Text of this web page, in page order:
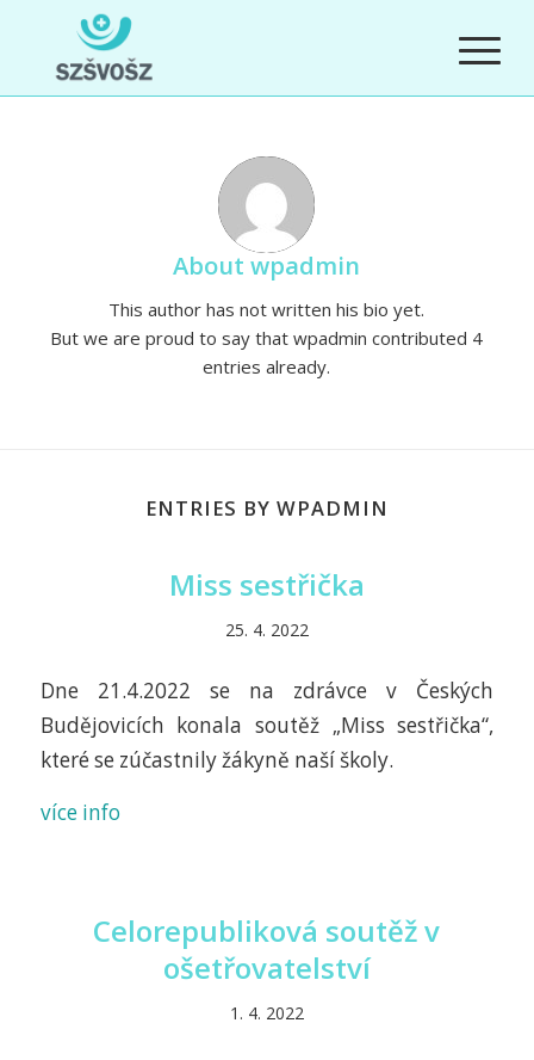
Aboutwpadmin
This author has not written his bio yet.
But we are proud to say thatwpadmin contributed 4
entries already.
ENTRIES BY WPADMIN
Miss sestřička
25. 4. 2022
Dne 21.4.2022 se na zdrávce v Českých
Budějovicích konala soutěž „Miss sestřička“,
které se zúčastnily žákyně naší školy.
více info
Celorepubliková soutěž v
ošetřovatelství
1. 4. 2022